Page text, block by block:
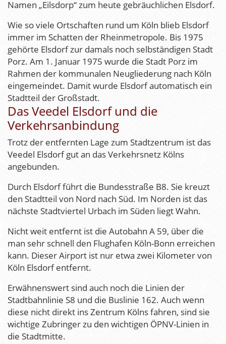
Namen „Eilsdorp“ zum heute gebräuchlichen Elsdorf.
Wie so viele Ortschaften rund um Köln blieb Elsdorf
immer im Schatten der Rheinmetropole. Bis 1975
gehörte Elsdorf zur damals noch selbständigen Stadt
Porz. Am 1. Januar 1975 wurde die Stadt Porz im
Rahmen der kommunalen Neugliederung nach Köln
eingemeindet. Damit wurde Elsdorf automatisch ein
Stadtteil der Großstadt.
Das Veedel Elsdorf und die
Verkehrsanbindung
Trotz der entfernten Lage zum Stadtzentrum ist das
Veedel Elsdorf gut an das Verkehrsnetz Kölns
angebunden.
Durch Elsdorf führt die Bundesstraße B8. Sie kreuzt
den Stadtteil von Nord nach Süd. Im Norden ist das
nächste Stadtviertel Urbach im Süden liegt Wahn.
Nicht weit entfernt ist die Autobahn A 59, über die
man sehr schnell den Flughafen Köln-Bonn erreichen
kann. Dieser Airport ist nur etwa zwei Kilometer von
Köln Elsdorf entfernt.
Erwähnenswert sind auch noch die Linien der
Stadtbahnlinie S8 und die Buslinie 162. Auch wenn
diese nicht direkt ins Zentrum Kölns fahren, sind sie
wichtige Zubringer zu den wichtigen ÖPNV-Linien in
die Stadtmitte.